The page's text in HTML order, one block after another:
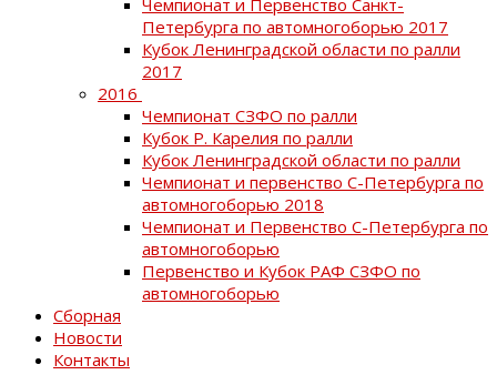
Петербурга по автомногоборью 2017
Кубок Ленинградской области по ралли
2017
2016
Чемпионат СЗФО по ралли
Кубок Р. Карелия по ралли
Кубок Ленинградской области по ралли
Чемпионат и первенство С-Петербурга по
автомногоборью 2018
Чемпионат и Первенство С-Петербурга по
автомногоборью
Первенство и Кубок РАФ СЗФО по
автомногоборью
Сборная
Новости
Контакты